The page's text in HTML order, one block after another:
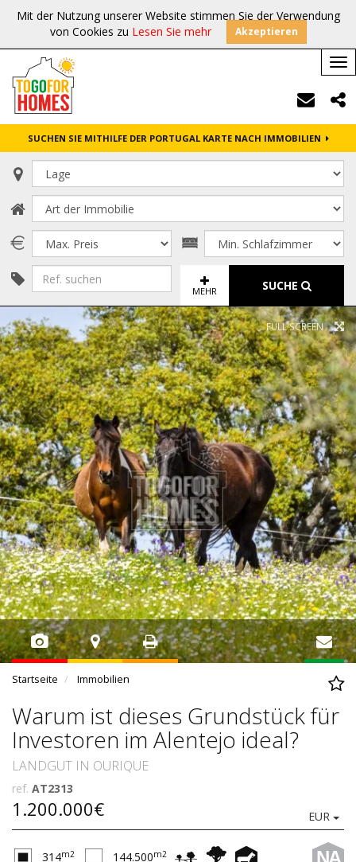
Mit der Nutzung unserer Website stimmen Sie der Verwendung
von Cookies zu Lesen Sie mehr Akzeptieren
SUCHEN SIE MITHILFE DER PORTUGAL KARTE NACH IMMOBILIEN
MEHR SUCHE
FULL SCREEN
Startseite Immobilien
Warum ist dieses Grundstück für
Investoren im Alentejo ideal?
LANDGUT IN OURIQUE
ref. AT2313
1.200.000€ EUR
314m2 144.500m2